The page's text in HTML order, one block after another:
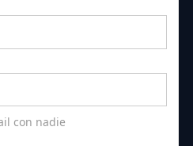
con nadie